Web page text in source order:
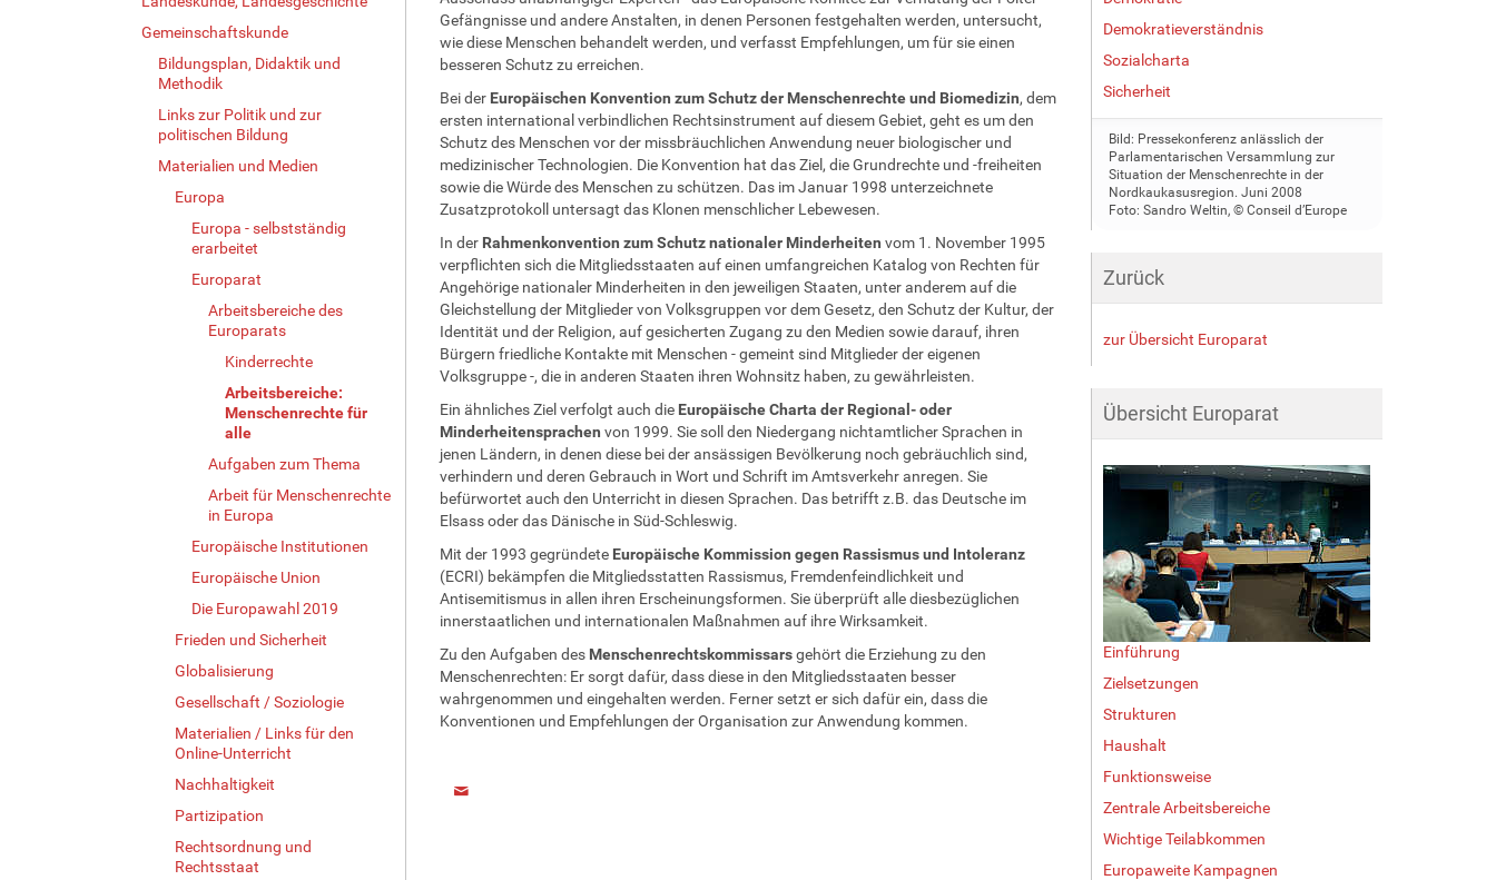
Gemeinschaftskunde
Bildungsplan, Didaktik und
Methodik
Links zur Politik und zur
politischen Bildung
Materialien und Medien
Europa
Europa - selbstständig
erarbeitet
Europarat
Arbeitsbereiche des
Europarats
Kinderrechte
Arbeitsbereiche:
Menschenrechte für
alle
Aufgaben zum Thema
Arbeit für Menschenrechte
in Europa
Europäische Institutionen
Europäische Union
Die Europawahl 2019
Frieden und Sicherheit
Globalisierung
Gesellschaft / Soziologie
Materialien / Links für den
Online-Unterricht
Nachhaltigkeit
Partizipation
Rechtsordnung und
Rechtsstaat
Gefängnisse und andere Anstalten, in denen Personen festgehalten werden, untersucht,
wie diese Menschen behandelt werden, und verfasst Empfehlungen, um für sie einen
besseren Schutz zu erreichen.
Bei der Europäischen Konvention zum Schutz der Menschenrechte und Biomedizin, dem
ersten international verbindlichen Rechtsinstrument auf diesem Gebiet, geht es um den
Schutz des Menschen vor der missbräuchlichen Anwendung neuer biologischer und
medizinischer Technologien. Die Konvention hat das Ziel, die Grundrechte und -freiheiten
sowie die Würde des Menschen zu schützen. Das im Januar 1998 unterzeichnete
Zusatzprotokoll untersagt das Klonen menschlicher Lebewesen.
In der Rahmenkonvention zum Schutz nationaler Minderheiten vom 1. November 1995
verpflichten sich die Mitgliedsstaaten auf einen umfangreichen Katalog von Rechten für
Angehörige nationaler Minderheiten in den jeweiligen Staaten, unter anderem auf die
Gleichstellung der Mitglieder von Volksgruppen vor dem Gesetz, den Schutz der Kultur, der
Identität und der Religion, auf gesicherten Zugang zu den Medien sowie darauf, ihren
Bürgern friedliche Kontakte mit Menschen - gemeint sind Mitglieder der eigenen
Volksgruppe -, die in anderen Staaten ihren Wohnsitz haben, zu gewährleisten.
Ein ähnliches Ziel verfolgt auch die Europäische Charta der Regional- oder
Minderheitensprachen von 1999. Sie soll den Niedergang nichtamtlicher Sprachen in
jenen Ländern, in denen diese bei der ansässigen Bevölkerung noch gebräuchlich sind,
verhindern und deren Gebrauch in Wort und Schrift im Amtsverkehr anregen. Sie
befürwortet auch den Unterricht in diesen Sprachen. Das betrifft z.B. das Deutsche im
Elsass oder das Dänische in Süd-Schleswig.
Mit der 1993 gegründete Europäische Kommission gegen Rassismus und Intoleranz
(ECRI) bekämpfen die Mitgliedsstatten Rassismus, Fremdenfeindlichkeit und
Antisemitismus in allen ihren Erscheinungsformen. Sie überprüft alle diesbezüglichen
innerstaatlichen und internationalen Maßnahmen auf ihre Wirksamkeit.
Zu den Aufgaben des Menschenrechtskommissarsgehört die Erziehung zu den
Menschenrechten: Er sorgt dafür, dass diese in den Mitgliedsstaaten besser
wahrgenommen und eingehalten werden. Ferner setzt er sich dafür ein, dass die
Konventionen und Empfehlungen der Organisation zur Anwendung kommen.
Demokratieverständnis
Sozialcharta
Sicherheit
Bild: Pressekonferenz anlässlich der
Parlamentarischen Versammlung zur
Situation der Menschenrechte in der
Nordkaukasusregion. Juni 2008
Foto: Sandro Weltin, © Conseil d’Europe
Zurück
zur Übersicht Europarat
Übersicht Europarat
Einführung
Zielsetzungen
Strukturen
Haushalt
Funktionsweise
Zentrale Arbeitsbereiche
Wichtige Teilabkommen
Europaweite Kampagnen